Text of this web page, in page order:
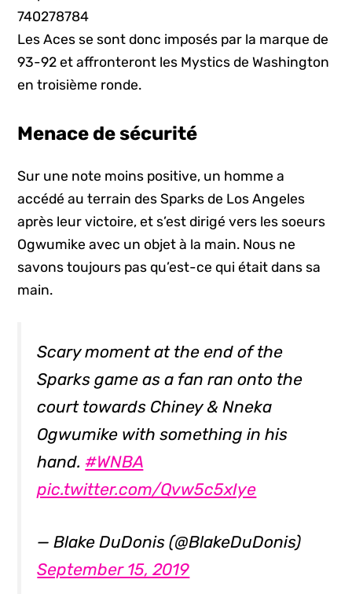
740278784
Les Aces se sont donc imposés par la marque de
93-92 et affronteront les Mystics de Washington
en troisième ronde.
Menace de sécurité
Sur une note moins positive, un homme a
accédé au terrain des Sparks de Los Angeles
après leur victoire, et s’est dirigé vers les soeurs
Ogwumike avec un objet à la main. Nous ne
savons toujours pas qu’est-ce qui était dans sa
main.
Scary moment at the end of the
Sparks game as a fan ran onto the
court towards Chiney & Nneka
Ogwumike with something in his
hand. #WNBA
pic.twitter.com/Qvw5c5xIye
— Blake DuDonis (@BlakeDuDonis)
September 15, 2019